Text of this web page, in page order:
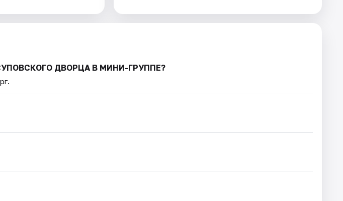
ДВОРЦА В МИНИ-ГРУППЕ?